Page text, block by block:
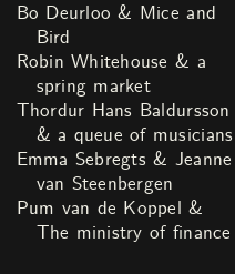
Bo Deurloo & Mice and
Bird
Robin Whitehouse & a
spring market
Thordur Hans Baldursson
& a queue of musicians
Emma Sebregts & Jeanne
van Steenbergen
Pum van de Koppel &
The ministry of finance